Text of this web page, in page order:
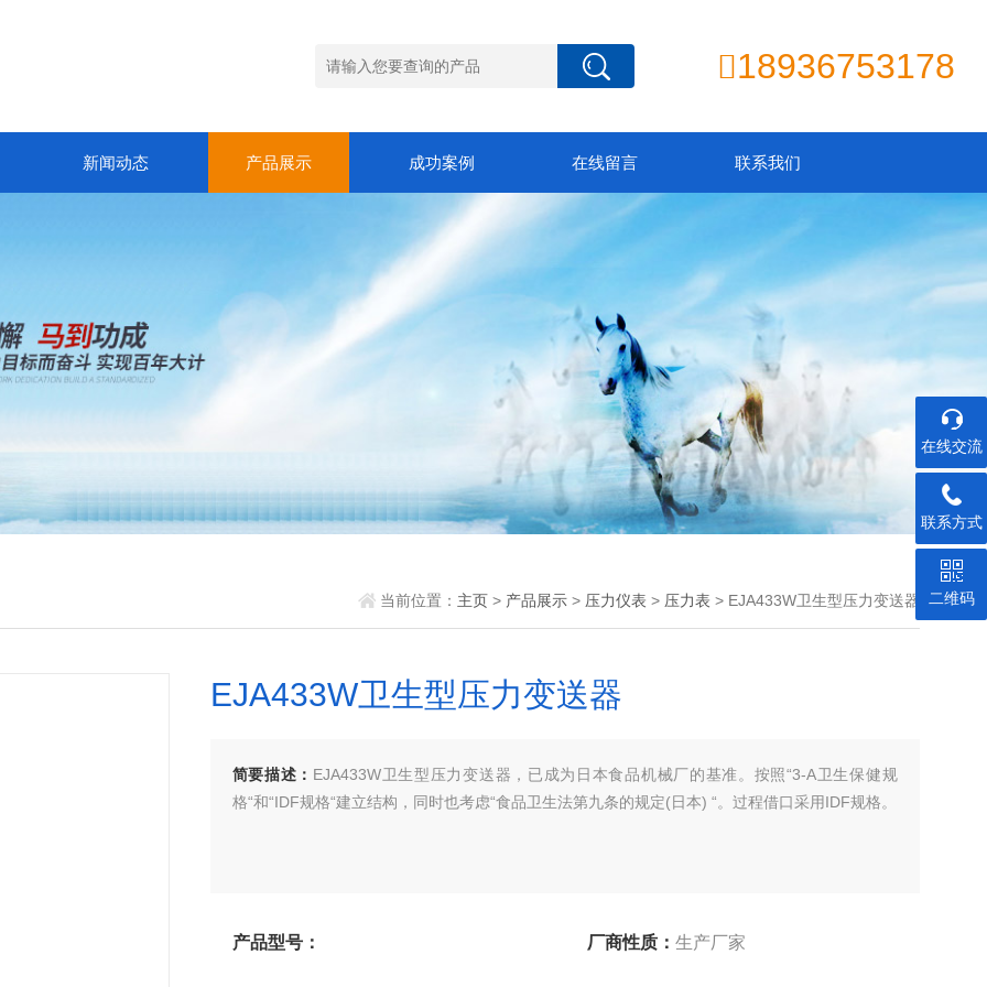
18936753178
新闻动态 产品展示 成功案例 在线留言 联系我们
当前位置： 主页> 产品展示> 压力仪表 > 压力表 > EJA433W卫生型压力变送器
EJA433W卫生型压力变送器
简要描述： EJA433W卫生型压力变送器，已成为日本食品机械厂的基准。按照“3-A卫生保健规
格“和“IDF规格“建立结构，同时也考虑“食品卫生法第九条的规定(日本) “。过程借口采用IDF规格。
产品型号： 厂商性质： 生产厂家
在线交流
联系方式
二维码